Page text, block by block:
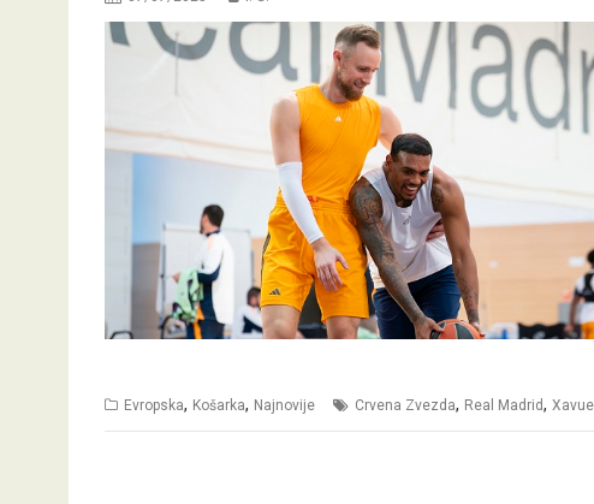
Evropska, Košarka, Najnovije Crvena Zvezda, Real Madrid,